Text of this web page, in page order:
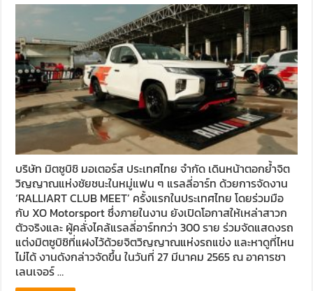
บริษัท มิตซูบิชิ มอเตอร์ส ประเทศไทย จำกัด เดินหน้าตอกย้ำจิต
วิญญาณแห่งชัยชนะในหมู่แฟน ๆ แรลลี่อาร์ท ด้วยการจัดงาน
‘RALLIART CLUB MEET’ ครั้งแรกในประเทศไทย โดยร่วมมือ
กับ XO Motorsport ซึ่งภายในงาน ยังเปิดโอกาสให้เหล่าสาวก
ตัวจริงและ ผู้คลั่งไคล้แรลลี่อาร์ทกว่า 300 ราย ร่วมจัดแสดงรถ
แต่งมิตซูบิชิที่แฝงไว้ด้วยจิตวิญญาณแห่งรถแข่ง และหาดูที่ไหน
ไม่ได้ งานดังกล่าวจัดขึ้น ในวันที่ 27 มีนาคม 2565 ณ อาคารชา
เลนเจอร์ …